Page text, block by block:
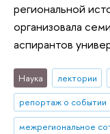
региональной
организовала
аспирантов
Наука лектории
репортаж о событии
межрегиональное